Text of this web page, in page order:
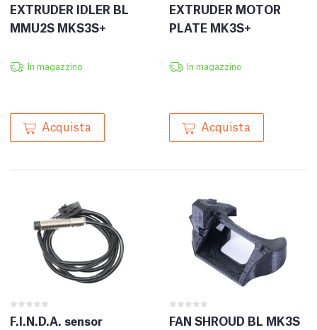
EXTRUDER IDLER BL
MMU2S MKS3S+
In magazzino
Acquista
EXTRUDER MOTOR
PLATE MK3S+
In magazzino
Acquista
F.I.N.D.A. sensor
FAN SHROUD BL MK3S